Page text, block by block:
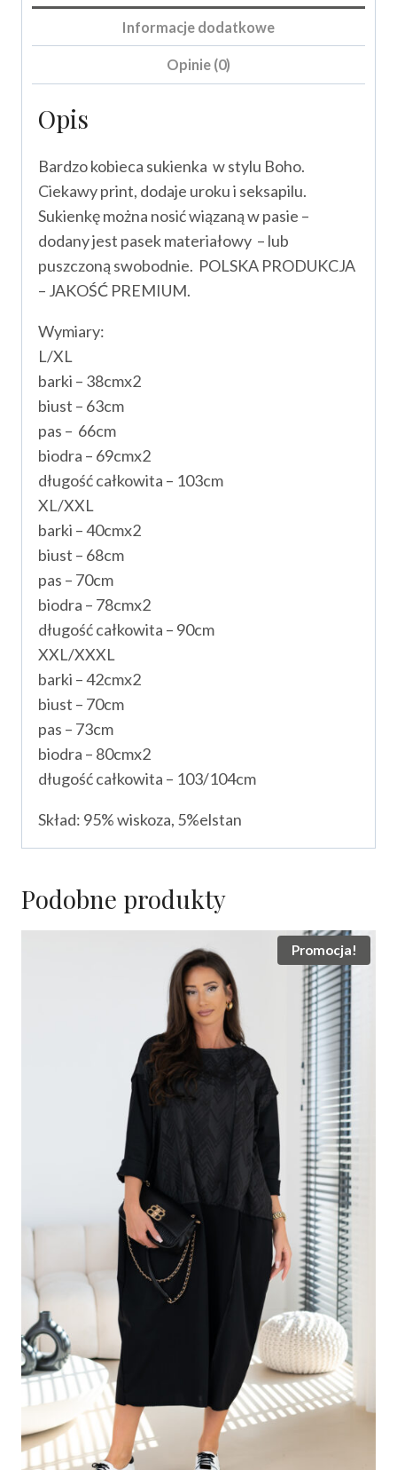
Informacje dodatkowe
Opinie (0)
Opis
Bardzo kobieca sukienka w stylu Boho.
Ciekawy print, dodaje uroku i seksapilu.
Sukienkę można nosić wiązaną w pasie –
dodany jest pasek materiałowy – lub
puszczoną swobodnie. POLSKA PRODUKCJA
– JAKOŚĆ PREMIUM.
Wymiary:
L/XL
barki – 38cmx2
biust – 63cm
pas – 66cm
biodra – 69cmx2
długość całkowita – 103cm
XL/XXL
barki – 40cmx2
biust – 68cm
pas – 70cm
biodra – 78cmx2
długość całkowita – 90cm
XXL/XXXL
barki – 42cmx2
biust – 70cm
pas – 73cm
biodra – 80cmx2
długość całkowita – 103/104cm
Skład: 95% wiskoza, 5%elstan
Podobne produkty
Promocja!